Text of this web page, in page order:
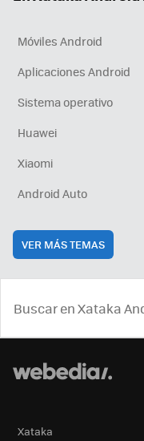
Móviles Android
Aplicaciones Android
Sistema operativo
Huawei
Xiaomi
Android Auto
VER MÁS TEMAS
Xataka